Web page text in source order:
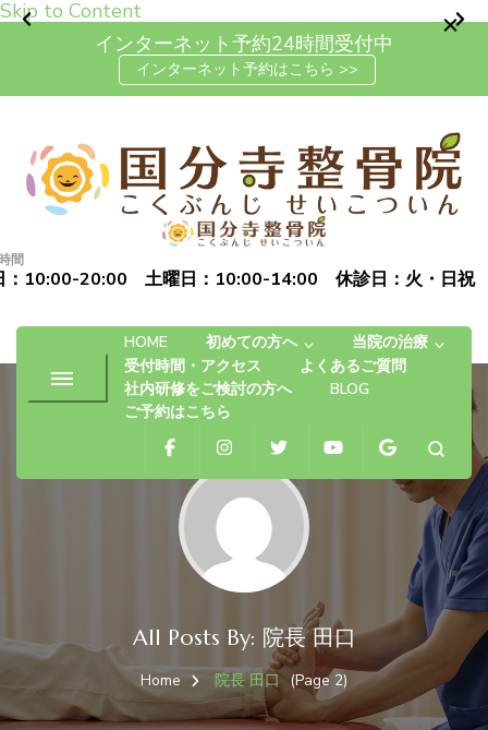
Skip to Content
インターネット予約24時間受付中
インターネット予約はこちら >>
高松市で肩こり・腰痛・坐骨神
経痛の整体なら国分寺整骨院
「お体の不安を自信に変える」完全予約制の自費治療専門の整
骨院です
間
：10:00-20:00 土曜日：10:00-14:00 休診日：火・日祝
HOME 初めての方へ
当院の治療
受付時間・アクセス
よくあるご質問
社内研修をご検討の方へ
BLOG
ご予約はこちら
All Posts By: 院長 田口
Home 院長 田口 (Page 2)